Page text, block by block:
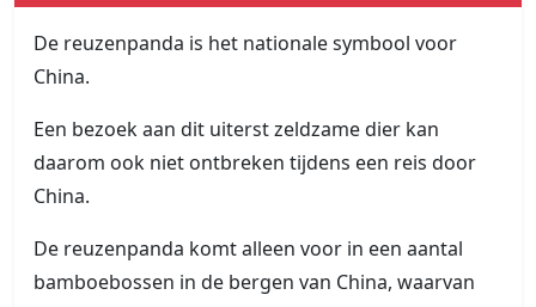
De reuzenpanda is het nationale symbool voor
China.
Een bezoek aan dit uiterst zeldzame dier kan
daarom ook niet ontbreken tijdens een reis door
China.
De reuzenpanda komt alleen voor in een aantal
bamboebossen in de bergen van China, waarvan